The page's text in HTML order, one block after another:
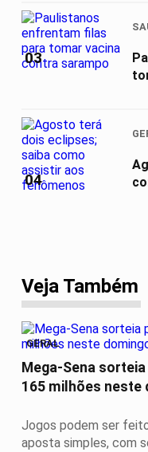
03
04
Veja Também
GERAL
Mega-Sena
165 milhões neste
Jogos podem ser
aposta simples, com